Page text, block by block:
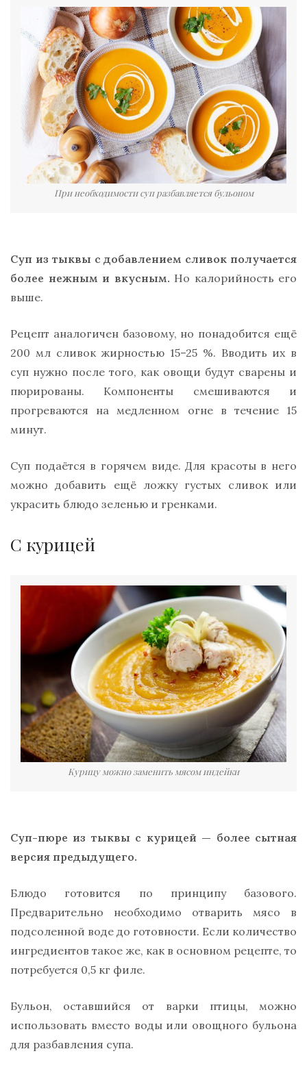
При необходимости суп разбавляется бульоном
Суп из тыквы с добавлением сливок получается
более нежным и вкусным. Но калорийность его
выше.
Рецепт аналогичен базовому, но понадобится ещё
200 мл сливок жирностью 15–25 %. Вводить их в
суп нужно после того, как овощи будут сварены и
пюрированы. Компоненты смешиваются и
прогреваются на медленном огне в течение 15
минут.
Суп подаётся в горячем виде. Для красоты в него
можно добавить ещё ложку густых сливок или
украсить блюдо зеленью и гренками.
С курицей
Курицу можно заменить мясом индейки
Суп-пюре из тыквы с курицей — более сытная
версия предыдущего.
Блюдо готовится по принципу базового.
Предварительно необходимо отварить мясо в
подсоленной воде до готовности. Если количество
ингредиентов такое же, как в основном рецепте, то
потребуется 0,5 кг филе.
Бульон, оставшийся от варки птицы, можно
использовать вместо воды или овощного бульона
для разбавления супа.